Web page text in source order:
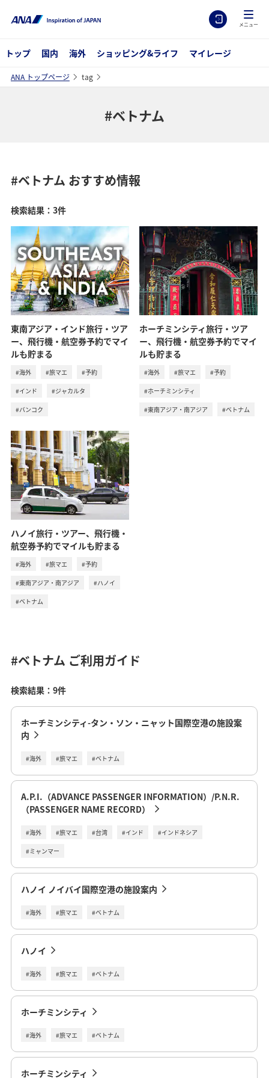
メニュー
トップ 国内 海外 ショッピング&ライフ マイレージ
ANA トップページ tag
#ベトナム
#ベトナム おすすめ情報
検索結果：3件
東南アジア・インド旅行・ツア
ー、飛行機・航空券予約でマイ
ルも貯まる
#海外 #旅マエ #予約
#インド #ジャカルタ
#バンコク
ホーチミンシティ旅行・ツア
ー、飛行機・航空券予約でマイ
ルも貯まる
#海外 #旅マエ #予約
#ホーチミンシティ
#東南アジア・南アジア #ベトナム
ハノイ旅行・ツアー、飛行機・
航空券予約でマイルも貯まる
#海外 #旅マエ #予約
#東南アジア・南アジア #ハノイ
#ベトナム
#ベトナム ご利用ガイド
検索結果：9件
ホーチミンシティ-タン・ソン・ニャット国際空港の施設案
内
#海外 #旅マエ #ベトナム
A.P.I.（ADVANCE PASSENGER INFORMATION）/P.N.R.
（PASSENGER NAME RECORD）
#海外 #旅マエ #台湾 #インド #インドネシア
#ミャンマー
ハノイ ノイバイ国際空港の施設案内
#海外 #旅マエ #ベトナム
ハノイ
#海外 #旅マエ #ベトナム
ホーチミンシティ
#海外 #旅マエ #ベトナム
ホーチミンシティ